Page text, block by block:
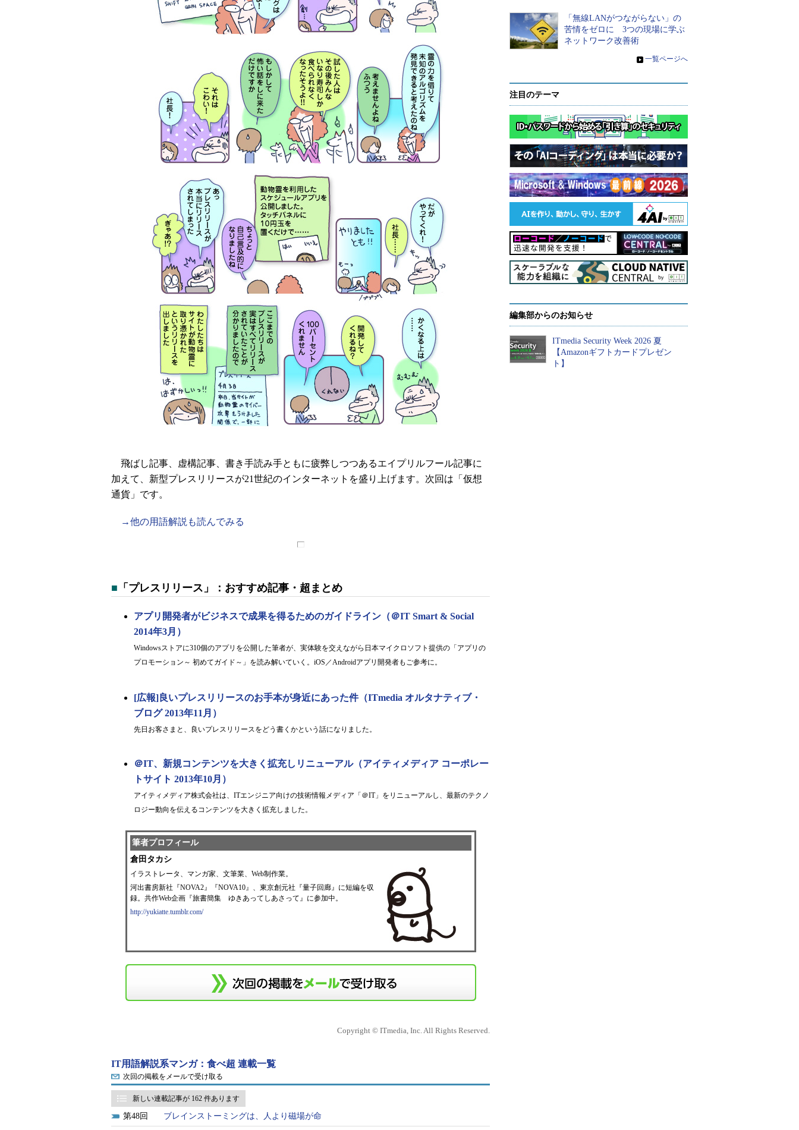
飛ばし記事、虚構記事、書き手読み手ともに疲弊しつつあるエイプリルフール記事に
加えて、新型プレスリリースが21世紀のインターネットを盛り上げます。次回は「仮想
通貨」です。
→他の用語解説も読んでみる
■ 「プレスリリース」：おすすめ記事・超まとめ
アプリ開発者がビジネスで成果を得るためのガイドライン（＠IT Smart & Social
2014年3月）
Windowsストアに310個のアプリを公開した筆者が、実体験を交えながら日本マイクロソフト提供の「アプリの
プロモーション～ 初めてガイド～」を読み解いていく。iOS／Androidアプリ開発者もご参考に。
[広報]良いプレスリリースのお手本が身近にあった件（ITmedia オルタナティブ・
ブログ 2013年11月）
先日お客さまと、良いプレスリリースをどう書くかという話になりました。
＠IT、新規コンテンツを大きく拡充しリニューアル（アイティメディア コーポレー
トサイト 2013年10月）
アイティメディア株式会社は、ITエンジニア向けの技術情報メディア「＠IT」をリニューアルし、最新のテクノ
ロジー動向を伝えるコンテンツを大きく拡充しました。
筆者プロフィール
倉田タカシ
イラストレータ、マンガ家、文筆業、Web制作業。
河出書房新社『NOVA2』『NOVA10』、東京創元社『量子回廊』に短編を収
録。共作Web企画『旅書簡集 ゆきあってしあさって』に参加中。
http://yukiatte.tumblr.com/
Copyright © ITmedia, Inc. All Rights Reserved.
IT用語解説系マンガ：食べ超 連載一覧
次回の掲載をメールで受け取る
新しい連載記事が 162 件あります
48 ブレインストーミングは、人より磁場が命
「無線LANがつながらない」の
苦情をゼロに 3つの現場に学ぶ
ネットワーク改善術
» 一覧ページへ
注目のテーマ
編集部からのお知らせ
ITmedia Security Week 2026 夏
【Amazonギフトカードプレゼン
ト】